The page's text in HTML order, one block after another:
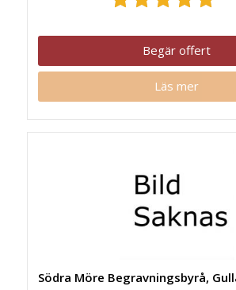
Begär offert
Läs mer
Södra Möre Begravningsbyrå,